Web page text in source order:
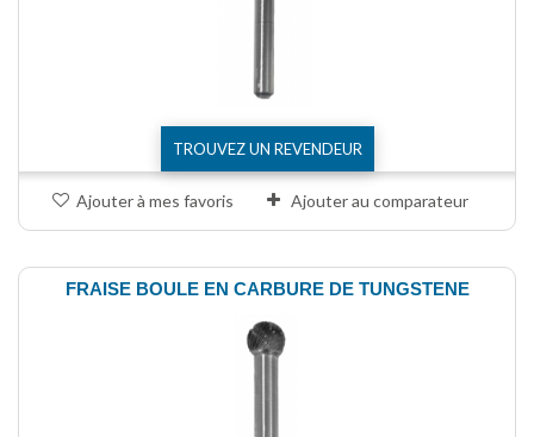
TROUVEZ UN REVENDEUR
Ajouter à mes favoris Ajouter au comparateur
FRAISE BOULE EN CARBURE DE TUNGSTENE